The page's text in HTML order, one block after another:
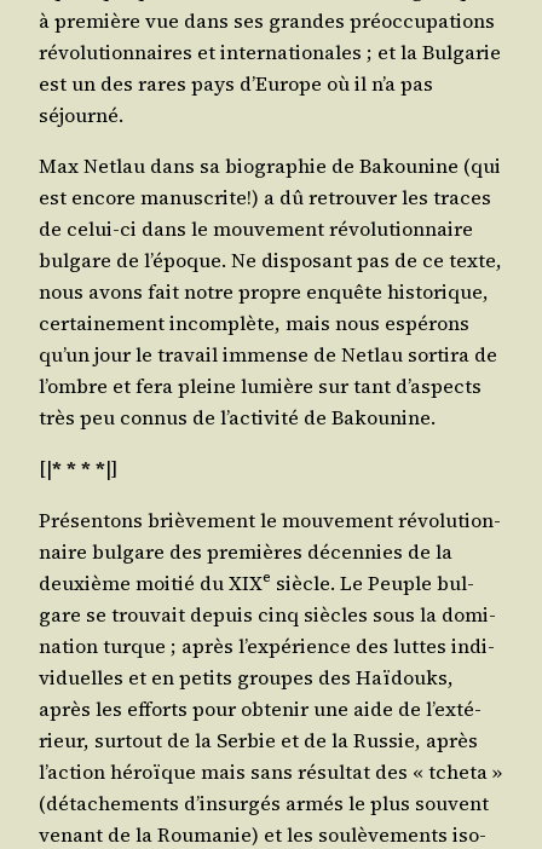
à pre­mière vue dans ses grandes pré­oc­cu­pa­tions
révo­lu­tion­naires et inter­na­tio­nales ; et la Bul­ga­rie
est un des rares pays d’Eu­rope où il n’a pas
séjourné.
Max Net­lau dans sa bio­gra­phie de Bakou­nine (qui
est encore manus­crite!) a dû retrou­ver les traces
de celui-ci dans le mou­ve­ment révo­lu­tion­naire
bul­gare de l’é­poque. Ne dis­po­sant pas de ce texte,
nous avons fait notre propre enquête his­to­rique,
cer­tai­ne­ment incom­plète, mais nous espé­rons
qu’un jour le tra­vail immense de Net­lau sor­ti­ra de
l’ombre et fera pleine lumière sur tant d’as­pects
très peu connus de l’ac­ti­vi­té de Bakounine.
[|* * * *|]
Pré­sen­tons briè­ve­ment le mou­ve­ment révo­lu­tion­
naire bul­gare des pre­mières décen­nies de la
deuxième moi­tié du XIXe siècle. Le Peuple bul­
gare se trou­vait depuis cinq siècles sous la domi­
na­tion turque ; après l’ex­pé­rience des luttes indi­
vi­duelles et en petits groupes des Haï­douks,
après les efforts pour obte­nir une aide de l’ex­té­
rieur, sur­tout de la Ser­bie et de la Rus­sie, après
l’ac­tion héroïque mais sans résul­tat des « tche­ta »
(déta­che­ments d’in­sur­gés armés le plus sou­vent
venant de la Rou­ma­nie) et les sou­lè­ve­ments iso­